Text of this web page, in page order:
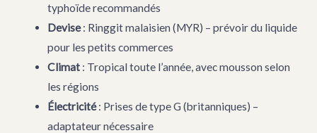
typhoïde recommandés
Devise: Ringgit malaisien (MYR) – prévoir du liquide
pour les petits commerces
Climat: Tropical toute l’année, avec mousson selon
les régions
Électricité: Prises de type G (britanniques) –
adaptateur nécessaire